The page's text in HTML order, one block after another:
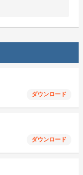
ダウンロード
ダウンロード